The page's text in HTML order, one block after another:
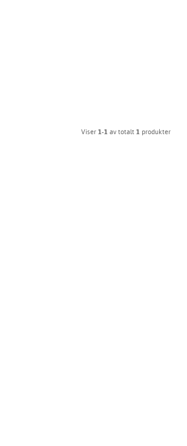
Viser1-1 av totalt1 produkter